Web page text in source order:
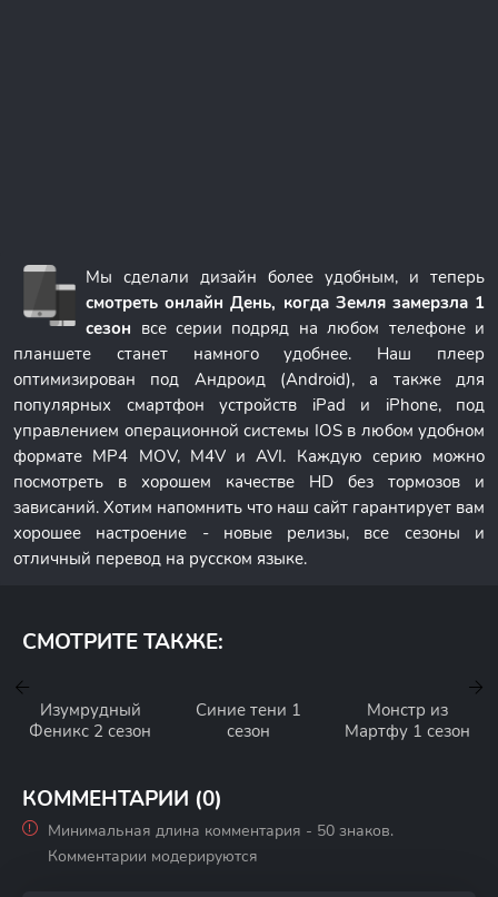
Мы сделали дизайн более удобным, и теперь
смотреть онлайн День, когда Земля замерзла 1
сезон все серии подряд на любом телефоне и
планшете станет намного удобнее. Наш плеер
оптимизирован под Андроид (Android), а также для
популярных смартфон устройств iPad и iPhone, под
управлением операционной системы IOS в любом удобном
формате MP4 MOV, M4V и AVI. Каждую серию можно
посмотреть в хорошем качестве HD без тормозов и
зависаний. Хотим напомнить что наш сайт гарантирует вам
хорошее настроение - новые релизы, все сезоны и
отличный перевод на русском языке.
СМОТРИТЕ ТАКЖЕ:
Изумрудный
Феникс 2 сезон
Синие тени 1
сезон
Монстр из
Мартфу 1 сезон
КОММЕНТАРИИ (0)
Минимальная длина комментария - 50 знаков.
Комментарии модерируются